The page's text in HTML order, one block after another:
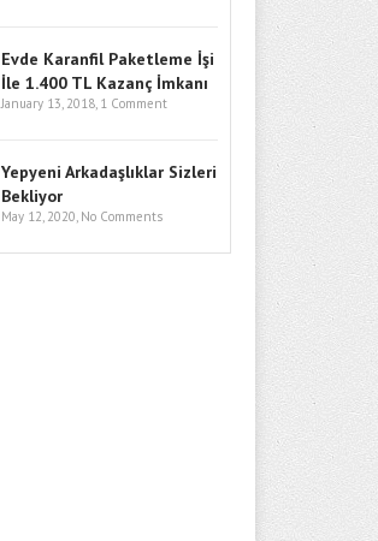
Evde Karanfil Paketleme İşi
İle 1.400 TL Kazanç İmkanı
January 13, 2018, 1 Comment
Yepyeni Arkadaşlıklar Sizleri
Bekliyor
May 12, 2020, No Comments